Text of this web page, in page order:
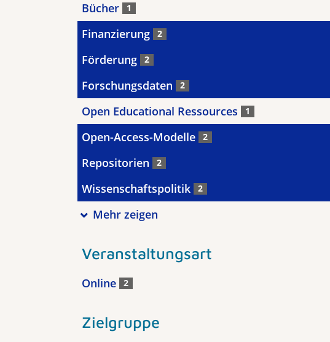
Bücher 1
Finanzierung 2
Förderung 2
Forschungsdaten 2
Open Educational Ressources 1
Open-Access-Modelle 2
Repositorien 2
Wissenschaftspolitik 2
Mehr zeigen
Veranstaltungsart
Online 2
Zielgruppe